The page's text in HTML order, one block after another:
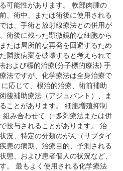
可能性があります。 軟部肉腫の
、術中、または術後に使用される
は、手術と放射線療法との併用が
術後に残った顕微鏡的な細胞から
たは局所的な再発を回避するため
隣接病変を破壊すると考えられて
および標的治療(分子標的療法) 手
法ですが、化学療法は全身治療で
応じて、根治的治療、術前補助
後補助療法（アジュバント）、ま
ことがあります。 細胞増殖抑制
み合わせて（=多剤療法または併
投与されることがあります。 治
況、特定の分類のがん（サブタイ
患の病期、治療目的、予測される
態、および患者個人の状況など、
。 最もよく使用される化学療法